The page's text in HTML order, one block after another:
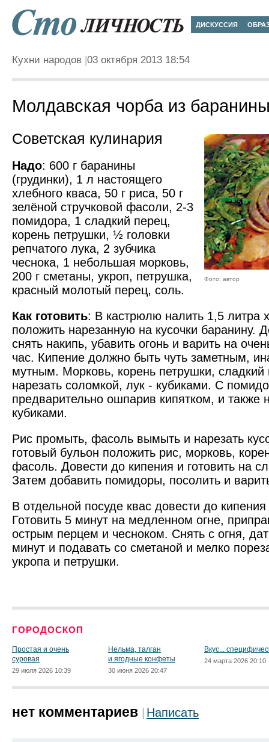
ДИСКУССИЯ
Кухни народов 03 октября 2013 18:54
Молдавская чорба из
Фото: автор
Советская кулинария
Надо: 600 г баранины
(грудинки), 1 л настоящего
хлебного кваса, 50 г риса, 50 г
зелёной стручковой фасоли, 2-3
помидора, 1 сладкий перец,
корень петрушки, ½ головки
репчатого лука, 2 зубчика
чеснока, 1 небольшая морковь,
200 г сметаны, укроп, петрушка,
красный молотый перец, соль.
Как готовить: В кастрюлю налить 1,5 литра
положить нарезанную на кусочки баранину.
снять накипь, убавить огонь и варить на
час. Кипение должно быть чуть заметным,
мутным. Морковь, корень петрушки, сладкий
нарезать соломкой, лук - кубиками. С
предварительно ошпарив кипятком, и также
кубиками.
Рис промыть, фасоль вымыть и нарезать
готовый бульон положить рис, морковь,
фасоль. Довести до кипения и готовить на
Затем добавить помидоры, посолить и
В отдельной посуде квас довести до
Готовить 5 минут на медленном огне,
острым перцем и чесноком. Снять с огня,
минут и подавать со сметаной и мелко
укропа и петрушки.
ГОРОДОСКОП
Простая и очень
суровая
29 июля 2026 10:39
Нельма, талган
и ягодные конфеты
30 июня 2026 20:47
Вкус...
24 марта 2026 20:10
нет комментариев Написать